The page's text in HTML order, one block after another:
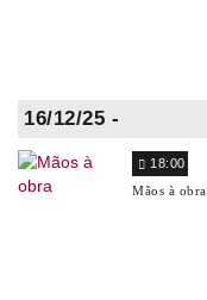
16/12/25 -
18:00
Mãos à obra